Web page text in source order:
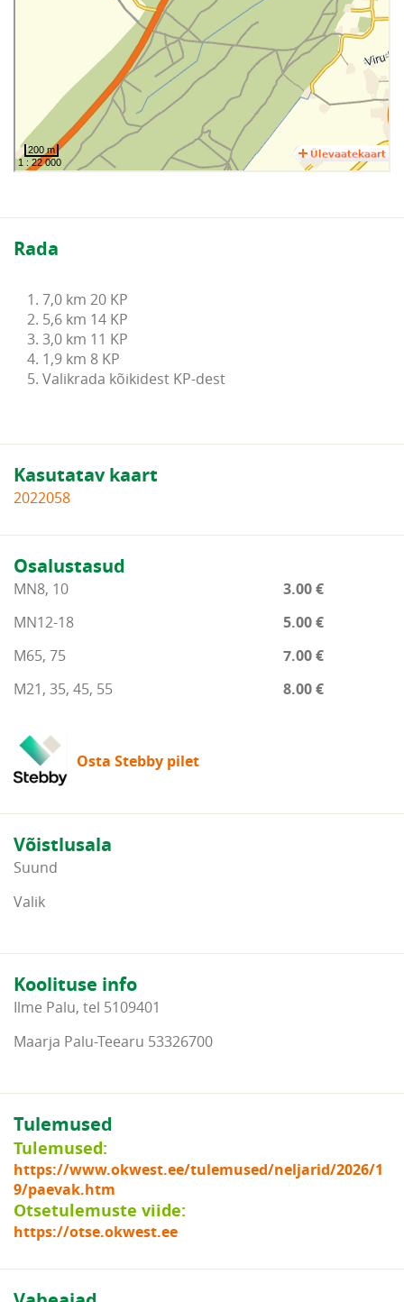
Rada
1. 7,0 km 20 KP
2. 5,6 km 14 KP
3. 3,0 km 11 KP
4. 1,9 km 8 KP
5. Valikrada kõikidest KP-dest
Kasutatav kaart
2022058
Osalustasud
MN8, 10
3.00 €
MN12-18
5.00 €
M65, 75
7.00 €
M21, 35, 45, 55
8.00 €
Osta Stebby pilet
Võistlusala
Suund
Valik
Koolituse info
Ilme Palu, tel 5109401
Maarja Palu-Teearu 53326700
Tulemused
Tulemused:
https://www.okwest.ee/tulemused/neljarid/2026/1
9/paevak.htm
Otsetulemuste viide:
https://otse.okwest.ee